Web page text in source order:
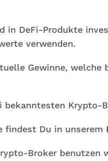
in DeFi-Produkte
verwenden.
Gewinne, welche
bekanntesten Krypto-
findest Du in unserem
Broker